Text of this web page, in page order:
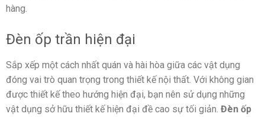
hàng.
Đèn ốp trần hiện đại
Sắp xếp một cách nhất quán và hài hòa giữa các vật dụng
đóng vai trò quan trọng trong thiết kế nội thất. Với không gian
được thiết kế theo hướng hiện đại, bạn nên sử dụng những
vật dụng sở hữu thiết kế hiện đại đề cao sự tối giản. Đèn ốp